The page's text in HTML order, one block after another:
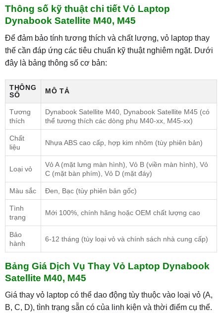
Thông số kỹ thuật chi tiết Vỏ Laptop
Dynabook Satellite M40, M45
Để đảm bảo tính tương thích và chất lượng, vỏ laptop thay
thế cần đáp ứng các tiêu chuẩn kỹ thuật nghiêm ngặt. Dưới
đây là bảng thông số cơ bản:
THÔNG
SỐ
MÔ TẢ
Tương
thích
Dynabook Satellite M40, Dynabook Satellite M45 (có
thể tương thích các dòng phụ M40-xx, M45-xx)
Chất
liệu
Nhựa ABS cao cấp, hợp kim nhôm (tùy phiên bản)
Loại vỏ
Vỏ A (mặt lưng màn hình), Vỏ B (viền màn hình), Vỏ
C (mặt bàn phím), Vỏ D (mặt đáy)
Màu sắc Đen, Bạc (tùy phiên bản gốc)
Tình
trạng
Mới 100%, chính hãng hoặc OEM chất lượng cao
Bảo
hành
6-12 tháng (tùy loại vỏ và chính sách nhà cung cấp)
Bảng Giá Dịch Vụ Thay Vỏ Laptop Dynabook
Satellite M40, M45
Giá thay vỏ laptop có thể dao động tùy thuộc vào loại vỏ (A,
B, C, D), tình trạng sẵn có của linh kiện và thời điểm cụ thể.